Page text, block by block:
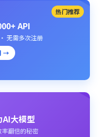
热门推荐
API
无需多次注册
→
大模型
翻倍的秘密